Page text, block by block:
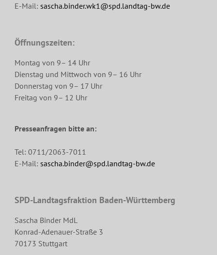
E-Mail: sascha.binder.wk1@spd.landtag-bw.de
Öffnungszeiten:
Montag von 9– 14 Uhr
Dienstag und Mittwoch von 9– 16 Uhr
Donnerstag von 9– 17 Uhr
Freitag von 9– 12 Uhr
Presseanfragen bitte an:
Tel: 0711/2063-7011
E-Mail: sascha.binder@spd.landtag-bw.de
SPD-Landtagsfraktion Baden-Württemberg
Sascha Binder MdL
Konrad-Adenauer-Straße 3
70173 Stuttgart